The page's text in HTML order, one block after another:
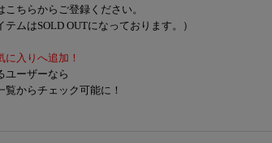
ちらからご登録ください。
テムはSOLD OUTになっております。）
入りへ追加！
ユーザーなら
からチェック可能に！